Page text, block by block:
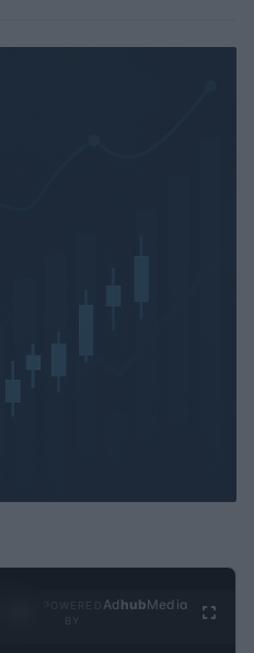
Ad hubMedia